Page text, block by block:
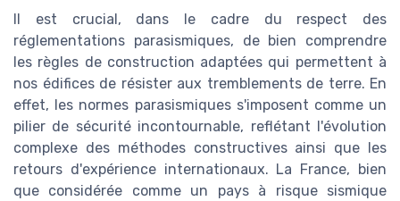
Il est crucial, dans le cadre du respect des
réglementations parasismiques, de bien comprendre
les règles de construction adaptées qui permettent à
nos édifices de résister aux tremblements de terre. En
effet, les normes parasismiques s'imposent comme un
pilier de sécurité incontournable, reflétant l'évolution
complexe des méthodes constructives ainsi que les
retours d'expérience internationaux. La France, bien
que considérée comme un pays à risque sismique